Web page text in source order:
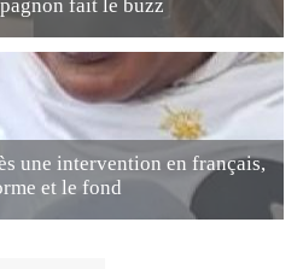
fait le buzz
une intervention en français,
et le fond